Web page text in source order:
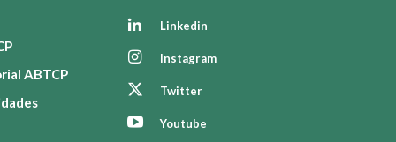
ABTCP
Linkedin
Instagram
Twitter
Youtube